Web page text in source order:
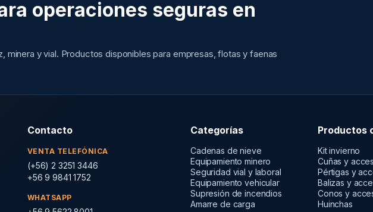
operaciones seguras en
minera y vial. Productos disponibles para empresas, flotas y faenas
Contacto
VENTA TELEFÓNICA
(+56) 2 3251 3446
+56 9 9841 1752
WHATSAPP
Categorías
Cadenas de nieve
Equipamiento minero
Seguridad vial y laboral
Equipamiento vehicular
Supresión de incendios
Amarre de carga
Productos
Kit invierno
Cuñas y
Pértigas y
Balizas y
Conos y
Huinchas